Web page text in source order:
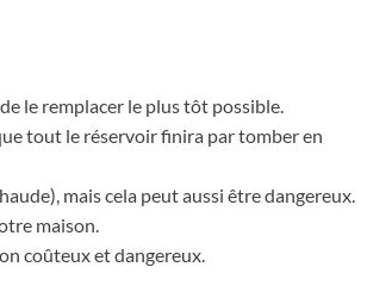
le remplacer le plus tôt possible.
tout le réservoir finira par tomber en
mais cela peut aussi être dangereux.
maison.
coûteux et dangereux.